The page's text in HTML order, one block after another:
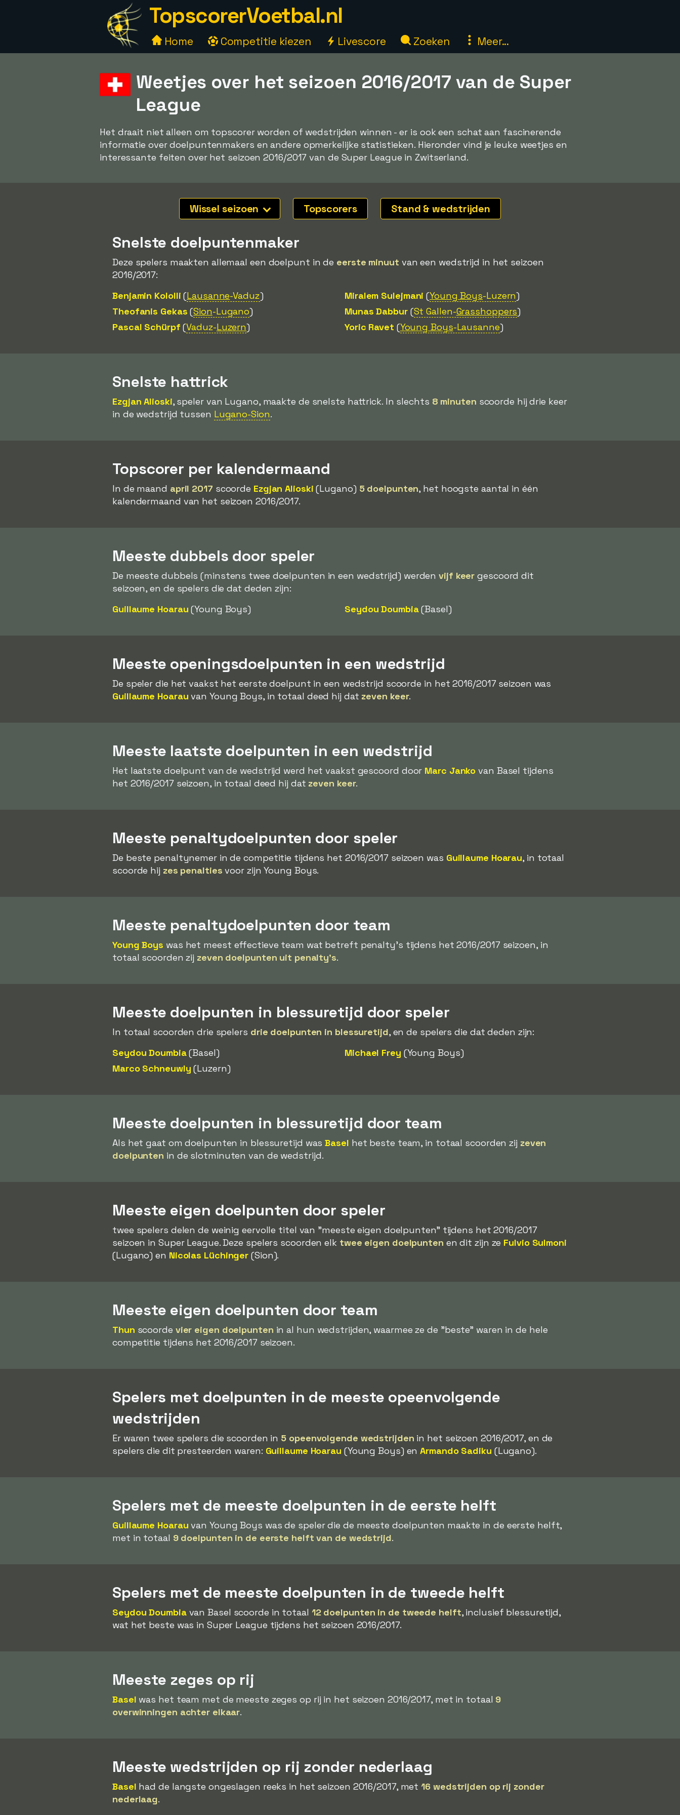
TopscorerVoetbal.nl
Home Competitie kiezen Livescore Zoeken Meer...
Weetjes over het seizoen 2016/2017 van de Super
League
Het draait niet alleen om topscorer worden of wedstrijden winnen - er is ook een schat aan fascinerende
informatie over doelpuntenmakers en andere opmerkelijke statistieken. Hieronder vind je leuke weetjes en
interessante feiten over het seizoen 2016/2017 van de Super League in Zwitserland.
Wissel seizoen Topscorers Stand & wedstrijden
Snelste doelpuntenmaker
Deze spelers maakten allemaal een doelpunt in de eerste minuut van een wedstrijd in het seizoen
2016/2017:
Benjamin Kololli (Lausanne-Vaduz)
Theofanis Gekas (Sion-Lugano)
Pascal Schürpf (Vaduz-Luzern)
Miralem Sulejmani (Young Boys-Luzern)
Munas Dabbur(St Gallen-Grasshoppers)
Yoric Ravet (Young Boys-Lausanne)
Snelste hattrick
Ezgjan Alioski, speler van Lugano, maakte de snelste hattrick. In slechts 8 minuten scoorde hij drie keer
in de wedstrijd tussen Lugano-Sion.
Topscorer per kalendermaand
In de maand april 2017 scoorde Ezgjan Alioski (Lugano) 5 doelpunten, het hoogste aantal in één
kalendermaand van het seizoen 2016/2017.
Meeste dubbels door speler
De meeste dubbels (minstens twee doelpunten in een wedstrijd) werdenvijf keer gescoord dit
seizoen, en de spelers die dat deden zijn:
Guillaume Hoarau (Young Boys) Seydou Doumbia(Basel)
Meeste openingsdoelpunten in een wedstrijd
De speler die het vaakst het eerste doelpunt in een wedstrijd scoorde in het 2016/2017 seizoen was
Guillaume Hoarau van Young Boys, in totaal deed hij dat zeven keer.
Meeste laatste doelpunten in een wedstrijd
Het laatste doelpunt van de wedstrijd werd het vaakst gescoord door Marc Janko van Basel tijdens
het 2016/2017 seizoen, in totaal deed hij dat zeven keer.
Meeste penaltydoelpunten door speler
De beste penaltynemer in de competitie tijdens het 2016/2017 seizoen was Guillaume Hoarau, in totaal
scoorde hij zes penalties voor zijn Young Boys.
Meeste penaltydoelpunten door team
Young Boys was het meest effectieve team wat betreft penalty's tijdens het 2016/2017 seizoen, in
totaal scoorden zij zeven doelpunten uit penalty's.
Meeste doelpunten in blessuretijd door speler
In totaal scoorden drie spelers drie doelpunten in blessuretijd, en de spelers die dat deden zijn:
Seydou Doumbia(Basel)
Marco Schneuwly (Luzern)
Michael Frey (Young Boys)
Meeste doelpunten in blessuretijd door team
Als het gaat om doelpunten in blessuretijd wasBasel het beste team, in totaal scoorden zij zeven
doelpunten in de slotminuten van de wedstrijd.
Meeste eigen doelpunten door speler
twee spelers delen de weinig eervolle titel van "meeste eigen doelpunten" tijdens het 2016/2017
seizoen in Super League. Deze spelers scoorden elk twee eigen doelpunten en dit zijn ze Fulvio Sulmoni
(Lugano) en Nicolas Lüchinger (Sion).
Meeste eigen doelpunten door team
Thun scoorde vier eigen doelpunten in al hun wedstrijden, waarmee ze de "beste" waren in de hele
competitie tijdens het 2016/2017 seizoen.
Spelers met doelpunten in de meeste opeenvolgende
wedstrijden
Er waren twee spelers die scoorden in 5 opeenvolgende wedstrijden in het seizoen 2016/2017, en de
spelers die dit presteerden waren: Guillaume Hoarau (Young Boys) enArmando Sadiku (Lugano).
Spelers met de meeste doelpunten in de eerste helft
Guillaume Hoarau van Young Boys was de speler die de meeste doelpunten maakte in de eerste helft,
met in totaal 9 doelpunten in de eerste helft van de wedstrijd.
Spelers met de meeste doelpunten in de tweede helft
Seydou Doumbiavan Basel scoorde in totaal 12 doelpunten in de tweede helft, inclusief blessuretijd,
wat het beste was in Super League tijdens het seizoen 2016/2017.
Meeste zeges op rij
Basel was het team met de meeste zeges op rij in het seizoen 2016/2017, met in totaal 9
overwinningen achter elkaar.
Meeste wedstrijden op rij zonder nederlaag
Basel had de langste ongeslagen reeks in het seizoen 2016/2017, met16 wedstrijden op rij zonder
nederlaag.